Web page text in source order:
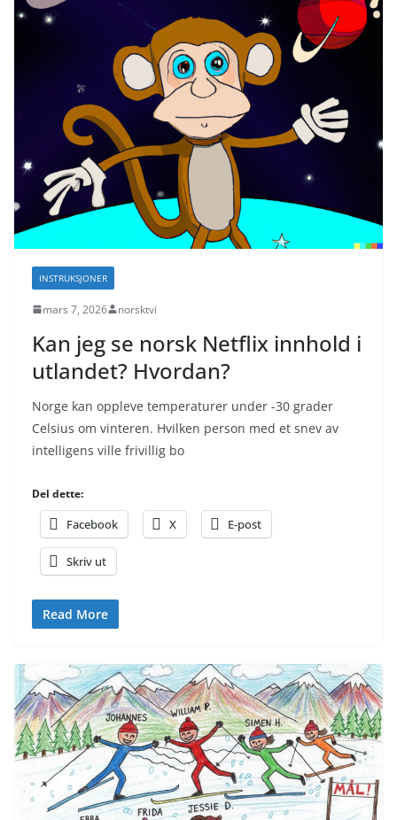
INSTRUKSJONER
mars 7, 2026 norsktvi
Kan jeg se norsk Netflix innhold i
utlandet? Hvordan?
Norge kan oppleve temperaturer under -30 grader
Celsius om vinteren. Hvilken person med et snev av
intelligens ville frivillig bo
Del dette:
Facebook X E-post
Skriv ut
Read More